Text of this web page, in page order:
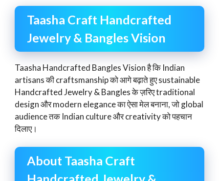
Taasha Craft Handcrafted
Jewelry & Bangles Vision
Taasha Handcrafted Bangles Vision है कि Indian
artisans की craftsmanship को आगे बढ़ाते हुए sustainable
Handcrafted Jewelry & Bangles के ज़रिए traditional
design और modern elegance का ऐसा मेल बनाना, जो global
audience तक Indian culture और creativity को पहचान
दिलाए।
About Taasha Craft